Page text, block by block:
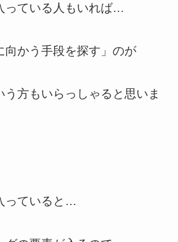
っている人もいれば…
向かう手段を探す」のが
う方もいらっしゃると思いま
っていると…